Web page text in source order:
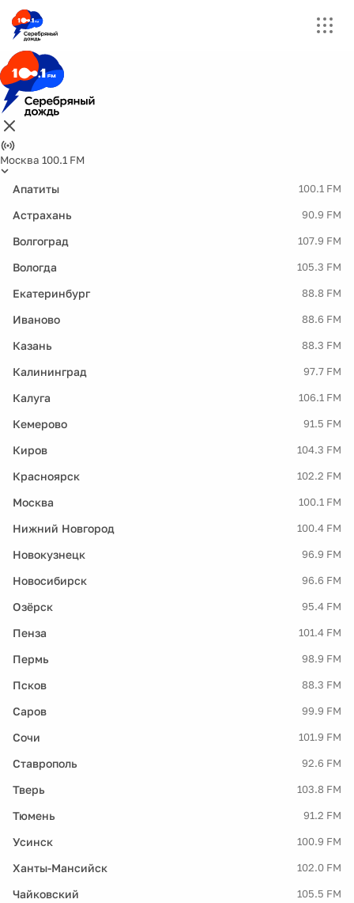
Москва 100.1 FM
Апатиты 100.1 FM
Астрахань 90.9 FM
Волгоград 107.9 FM
Вологда 105.3 FM
Екатеринбург 88.8 FM
Иваново 88.6 FM
Казань 88.3 FM
Калининград 97.7 FM
Калуга 106.1 FM
Кемерово 91.5 FM
Киров 104.3 FM
Красноярск 102.2 FM
Москва 100.1 FM
Нижний Новгород 100.4 FM
Новокузнецк 96.9 FM
Новосибирск 96.6 FM
Озёрск 95.4 FM
Пенза 101.4 FM
Пермь 98.9 FM
Псков 88.3 FM
Саров 99.9 FM
Сочи 101.9 FM
Ставрополь 92.6 FM
Тверь 103.8 FM
Тюмень 91.2 FM
Усинск 100.9 FM
Ханты-Мансийск 102.0 FM
Чайковский 105.5 FM